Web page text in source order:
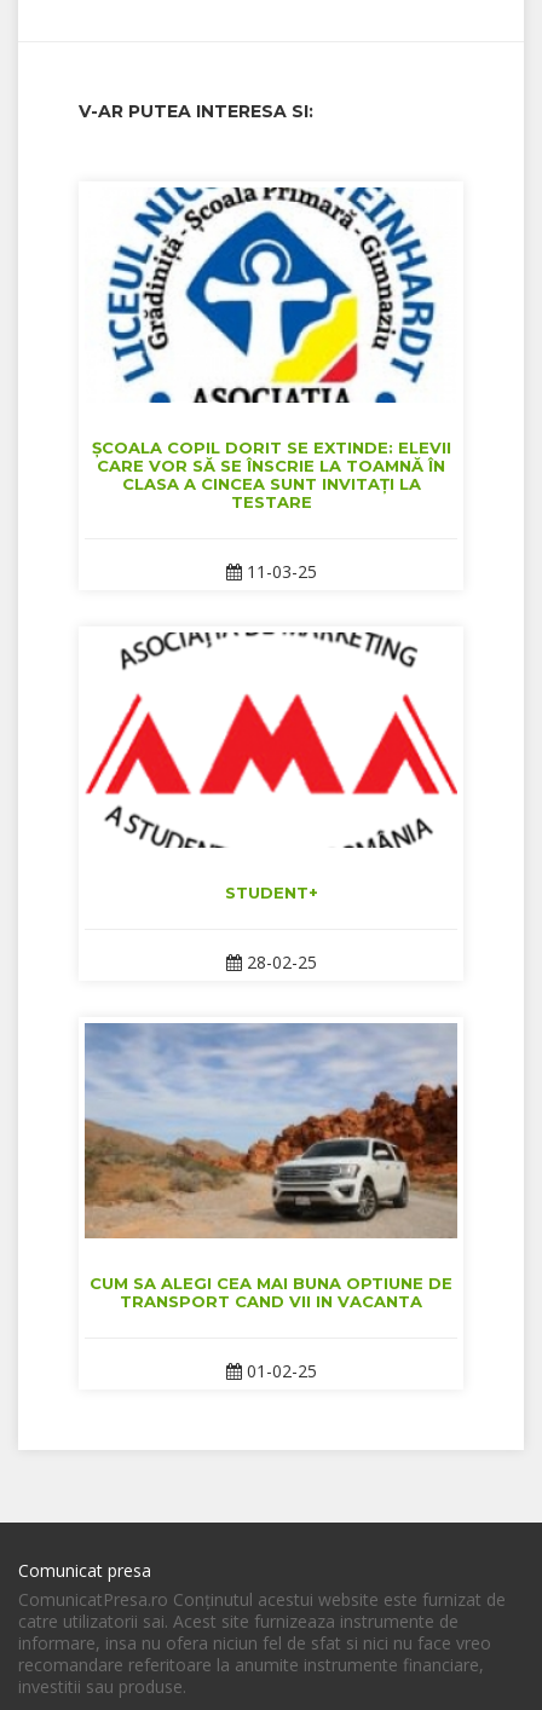
V-AR PUTEA INTERESA SI:
ȘCOALA COPIL DORIT SE EXTINDE: ELEVII
CARE VOR SĂ SE ÎNSCRIE LA TOAMNĂ ÎN
CLASA A CINCEA SUNT INVITAȚI LA
TESTARE
11-03-25
STUDENT+
28-02-25
CUM SA ALEGI CEA MAI BUNA OPTIUNE DE
TRANSPORT CAND VII IN VACANTA
01-02-25
Comunicat presa
ComunicatPresa.ro Conţinutul acestui website este furnizat de
catre utilizatorii sai. Acest site furnizeaza instrumente de
informare, insa nu ofera niciun fel de sfat si nici nu face vreo
recomandare referitoare la anumite instrumente financiare,
investitii sau produse.